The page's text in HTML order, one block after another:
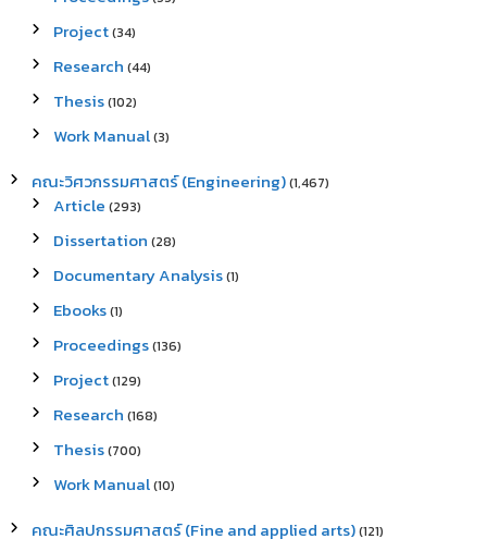
Project(34)
Research (44)
Thesis(102)
Work Manual(3)
คณะวิศวกรรมศาสตร์ (Engineering)(1,467)
Article (293)
Dissertation (28)
Documentary Analysis(1)
Ebooks(1)
Proceedings(136)
Project(129)
Research (168)
Thesis(700)
Work Manual(10)
คณะศิลปกรรมศาสตร์ (Fine and applied arts)(121)